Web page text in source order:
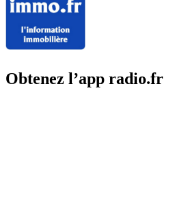
Obtenez l’app